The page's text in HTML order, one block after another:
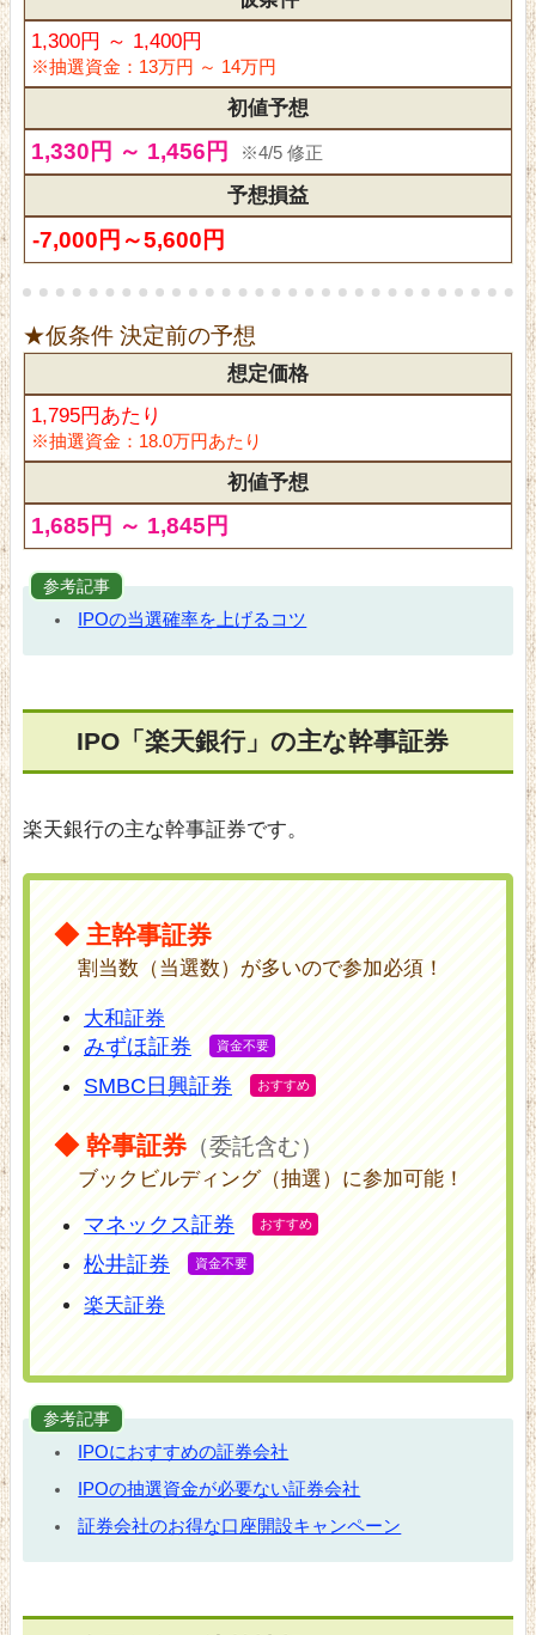
1,300円 ～ 1,400円
※抽選資金：13万円 ～ 14万円
初値予想
1,330円 ～ 1,456円 ※4/5 修正
予想損益
-7,000円～5,600円
★仮条件 決定前の予想
想定価格
1,795円あたり
※抽選資金：18.0万円あたり
初値予想
1,685円 ～ 1,845円
参考記事
IPOの当選確率を上げるコツ
IPO「楽天銀行」の主な幹事証券
楽天銀行の主な幹事証券です。
◆ 主幹事証券
割当数（当選数）が多いので参加必須！
大和証券
みずほ証券
SMBC日興証券
◆ 幹事証券（委託含む）
ブックビルディング（抽選）に参加可能！
マネックス証券
松井証券
楽天証券
参考記事
IPOにおすすめの証券会社
IPOの抽選資金が必要ない証券会社
証券会社のお得な口座開設キャンペーン